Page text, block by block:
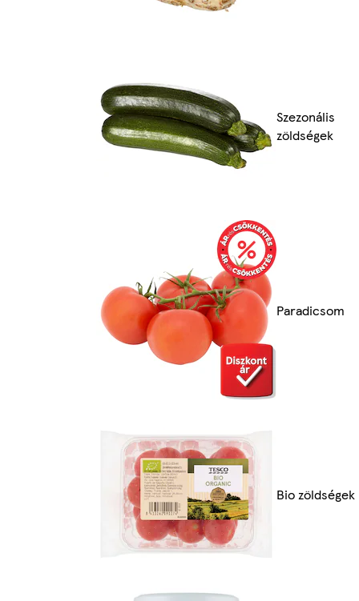
Szezonális
zöldségek
Paradicsom
Bio zöldségek